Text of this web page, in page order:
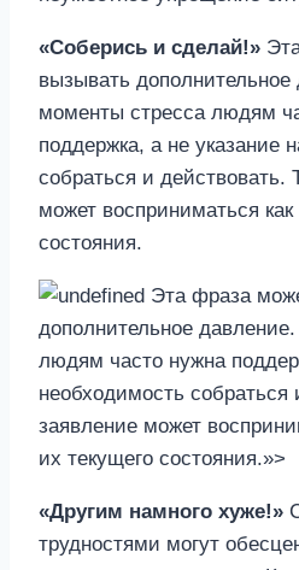
«Соберись и сделай!»
вызывать
моменты стресса людям
поддержка, а не указание
собраться и действовать.
может восприниматься как
состояния.
Эта фраза
дополнительное
людям часто нужна
необходимость собраться
заявление может
их текущего состояния.»>
«Другим намного хуже!»
трудностями могут